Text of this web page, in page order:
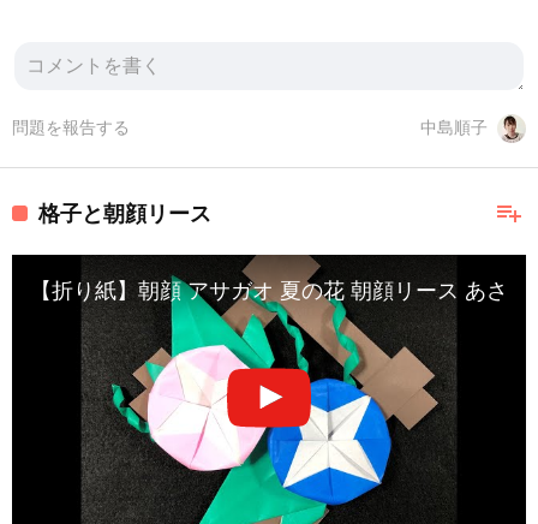
中島順子
問題を報告する
playlist_add
格子と朝顔リース
【折り紙】朝顔 アサガオ 夏の花 朝顔リース あさ